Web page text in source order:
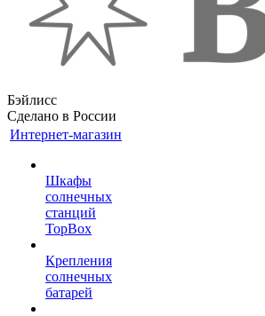
Бэйлисс
Сделано в России
Интернет-магазин
Шкафы
солнечных
станций
TopBox
Крепления
солнечных
батарей